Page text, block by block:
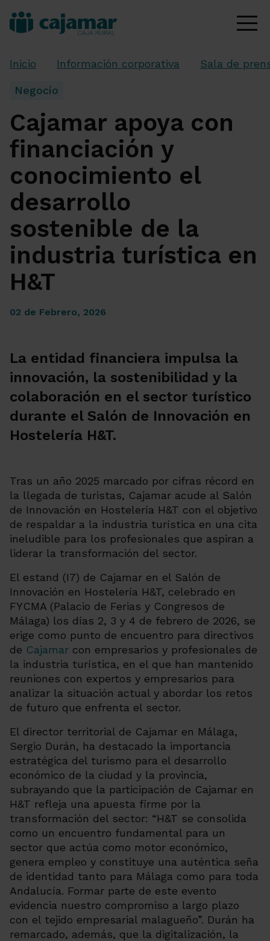
Inicio Información corporativa Sala de
Negocio
Cajamar apoya con
financiación y
conocimiento el
desarrollo
sostenible de la
industria turística en
H&T
02 de Febrero, 2026
La entidad financiera impulsa la
innovación, la sostenibilidad y la
colaboración en el sector turístico
durante el Salón de Innovación en
Hostelería H&T.
Tras un año 2025 marcado por cifras récord en
la llegada de turistas, Cajamar acude al Salón
de Innovación en Hostelería H&T con el objetivo
de respaldar a la industria turística en una cita
ineludible para los profesionales que aspiran a
liderar la transformación del sector.
El estand (I7) de Cajamar en el Salón de
Innovación en Hostelería H&T, celebrado en
FYCMA (Palacio de Ferias y Congresos de
Málaga) los días 2, 3 y 4 de febrero de 2026, se
erige como punto de encuentro para directivos
de Cajamar con empresarios y profesionales de
la industria turística, en el que han mantenido
reuniones con expertos y empresarios para
analizar la situación actual y abordar los retos
de futuro que enfrenta el sector.
El director territorial de Cajamar en Málaga,
Sergio Durán, ha destacado la importancia
estratégica del turismo para el desarrollo
económico de la ciudad y la provincia,
subrayando que la participación de Cajamar en
H&T refleja una apuesta firme por la
transformación del sector: “H&T se consolida
como un encuentro fundamental para un
sector que actúa como motor económico,
genera empleo y constituye una auténtica seña
de identidad tanto para Málaga como para toda
Andalucía. Formar parte de este evento
evidencia nuestro compromiso a largo plazo
con el tejido empresarial malagueño”. Durán ha
remarcado, además, que la digitalización, la